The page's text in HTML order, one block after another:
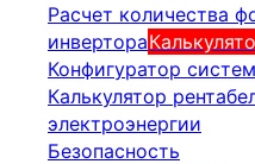
Расчет количества
инвертора
Конфигуратор
Калькулятор
электроэнергии
Безопасность